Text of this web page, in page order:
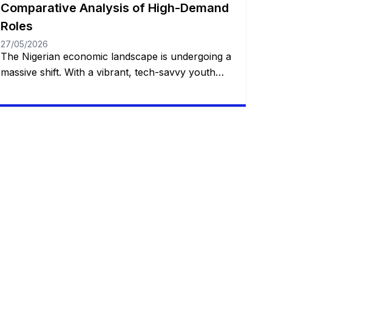
Comparative Analysis of High-Demand
Roles
27/05/2026
The Nigerian economic landscape is undergoing a
massive shift. With a vibrant, tech-savvy youth
entrepreneurial spirit, traditional career paths are